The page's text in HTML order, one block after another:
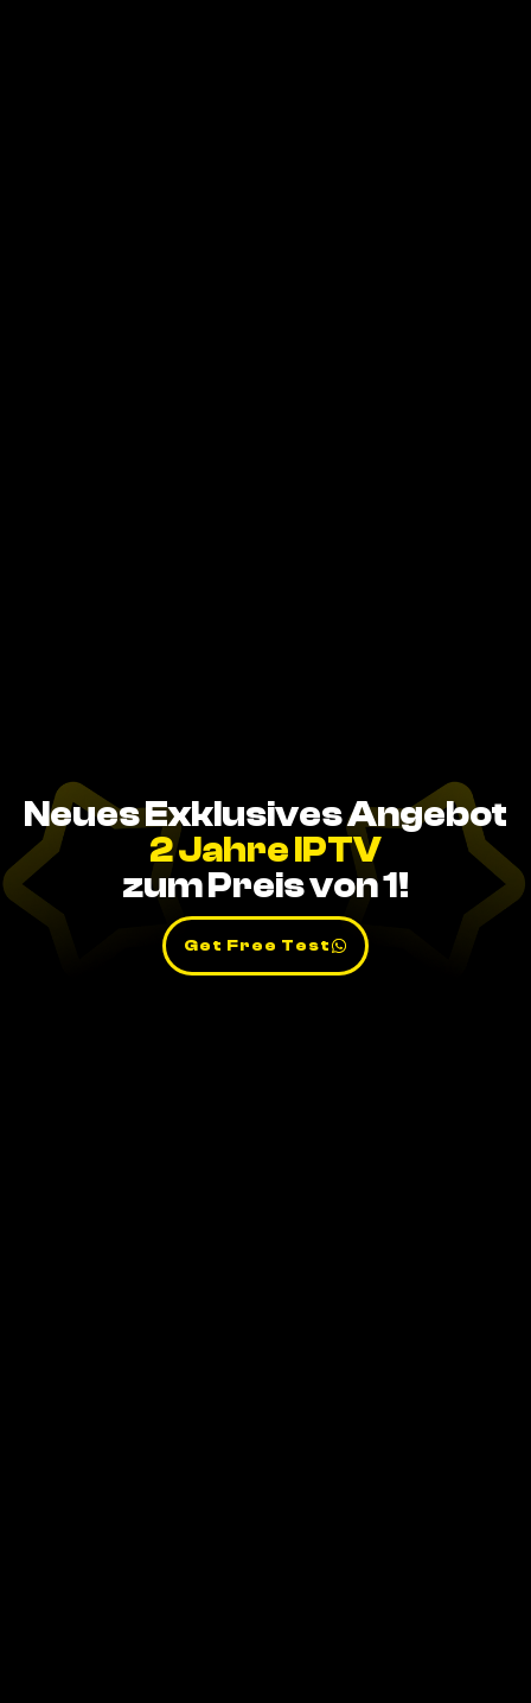
Neues Exklusives Angebot
2 Jahre IPTV
zum Preis von 1!
Get Free Test